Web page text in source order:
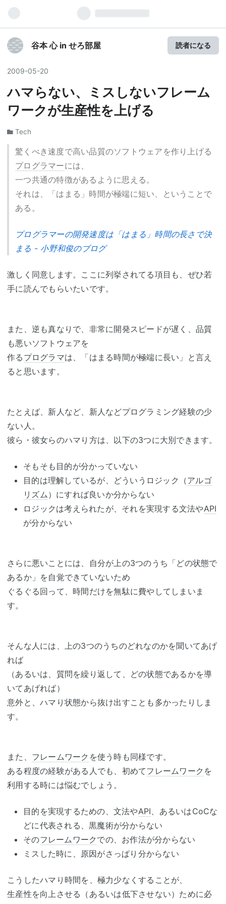
谷本 心 in せろ部屋 読者になる
2009-05-20
ハマらない、ミスしないフレーム
ワークが生産性を上げる
Tech
驚くべき速度で高い品質のソフトウェアを作り上げる
プログラマーには、
一つ共通の特徴があるように思える。
それは、「はまる」時間が極端に短い、ということで
ある。
プログラマーの開発速度は「はまる」時間の長さで決
まる - 小野和俊のブログ
激しく同意します。ここに列挙されてる項目も、ぜひ若
手に読んでもらいたいです。
また、逆も真なりで、非常に開発スピードが遅く、品質
も悪いソフトウェアを
作る プログラマは、「はまる時間が極端に長い」と言え
ると思います。
たとえば、新人など、新人などプログラミング経験の少
ない人。
彼ら・彼女らのハマり方は、以下の3つに大別できます。
そもそも目的が分かっていない
目的は理解しているが、どういうロジック（アルゴ
リズム）にすれば良いか分からない
ロジックは考えられたが、それを実現する文法やAPI
が分からない
さらに悪いことには、自分が上の3つのうち「どの状態で
あるか」を自覚できていないため
ぐるぐる回って、時間だけを無駄に費やしてしまいま
す。
そんな人には、上の3つのうちのどれなのかを聞いてあげ
れば
（あるいは、質問を繰り返して、どの状態であるかを導
いてあげれば）
意外と、ハマり状態から抜け出すことも多かったりしま
す。
また、 フレームワーク を使う時も同様です。
ある程度の経験がある人でも、初めてフレームワーク を
利用する時には悩むでしょう。
目的を実現するための、文法やAPI、あるいはCoCな
どに代表される、黒魔術が分からない
そのフレームワーク での、お作法が分からない
ミスした時に、原因がさっぱり分からない
こうしたハマり時間を、極力少なくすることが、
生産性を向上させる（あるいは低下させない）ために必